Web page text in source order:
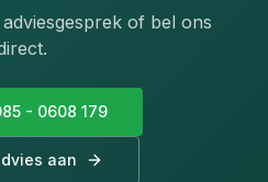
of bel ons
- 0608 179
aan